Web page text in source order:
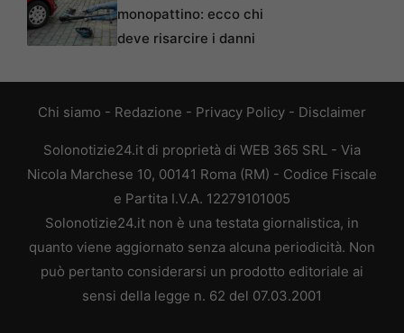
monopattino: ecco chi
deve risarcire i danni
Chi siamo - Redazione - Privacy Policy - Disclaimer
Solonotizie24.it di proprietà di WEB 365 SRL - Via
Nicola Marchese 10, 00141 Roma (RM) - Codice Fiscale
e Partita I.V.A. 12279101005
Solonotizie24.it non è una testata giornalistica, in
quanto viene aggiornato senza alcuna periodicità. Non
può pertanto considerarsi un prodotto editoriale ai
sensi della legge n. 62 del 07.03.2001